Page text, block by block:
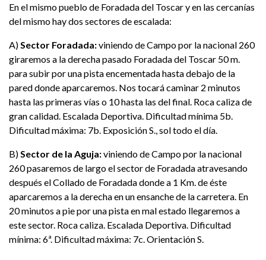
En el mismo pueblo de Foradada del Toscar y en las cercanías
del mismo hay dos sectores de escalada:
A) Sector Foradada:viniendo de Campo por la nacional 260
giraremos a la derecha pasado Foradada del Toscar 50 m.
para subir por una pista encementada hasta debajo de la
pared donde aparcaremos. Nos tocará caminar 2 minutos
hasta las primeras vías o 10 hasta las del final. Roca caliza de
gran calidad. Escalada Deportiva. Dificultad mínima 5b.
Dificultad máxima: 7b. Exposición S., sol todo el día.
B) Sector de la Aguja:viniendo de Campo por la nacional
260 pasaremos de largo el sector de Foradada atravesando
después el Collado de Foradada donde a 1 Km. de éste
aparcaremos a la derecha en un ensanche de la carretera. En
20 minutos a pie por una pista en mal estado llegaremos a
este sector. Roca caliza. Escalada Deportiva. Dificultad
mínima: 6ª. Dificultad máxima: 7c. Orientación S.